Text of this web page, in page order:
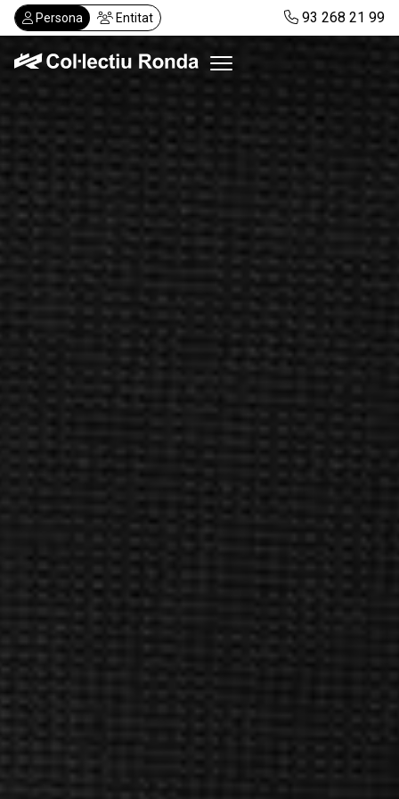
Vés
al
contingut
Persona Entitat 93 268 21 99
Col·lectiu Ronda
Actualitat
Despatxos
Demanar visita
Abonaments